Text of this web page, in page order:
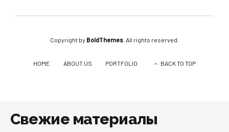
Copyright by BoldThemes . All rights reserved.
HOME ABOUT US PORTFOLIO BACK TO TOP
Свежие материалы